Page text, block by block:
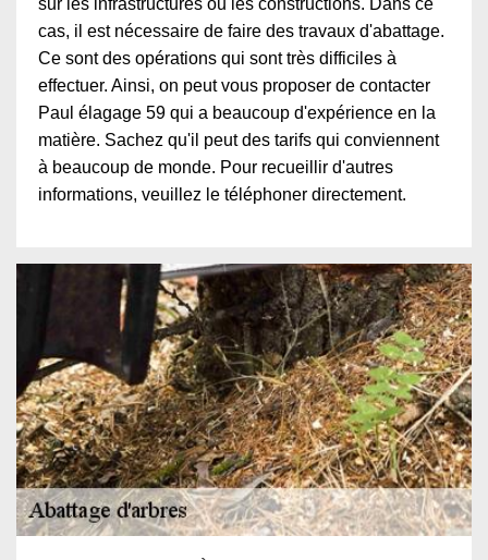
sur les infrastructures ou les constructions. Dans ce
cas, il est nécessaire de faire des travaux d'abattage.
Ce sont des opérations qui sont très difficiles à
effectuer. Ainsi, on peut vous proposer de contacter
Paul élagage 59 qui a beaucoup d'expérience en la
matière. Sachez qu'il peut des tarifs qui conviennent
à beaucoup de monde. Pour recueillir d'autres
informations, veuillez le téléphoner directement.